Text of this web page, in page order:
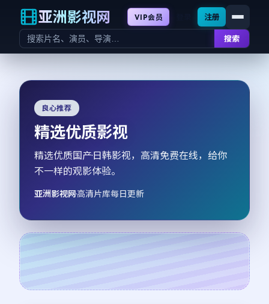
亚洲影视网
搜索
VIP会员 注册
良心推荐
精选优质影视
精选优质国产·日韩影视，高清免费在线，给你
不一样的观影体验。
亚洲影视网·高清片库每日更新